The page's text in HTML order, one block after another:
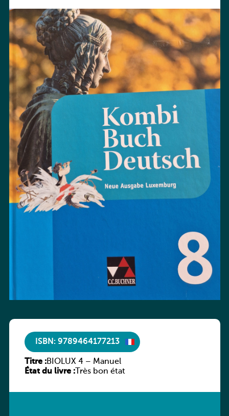
ISBN: 9789464177213
Titre :BIOLUX 4 – Manuel
État du livre :Très bon état